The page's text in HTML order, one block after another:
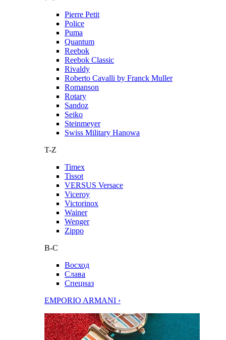
Pierre Petit
Police
Puma
Quantum
Reebok
Reebok Classic
Rivaldy
Roberto Cavalli by Franck Muller
Romanson
Rotary
Sandoz
Seiko
Steinmeyer
Swiss Military Hanowa
T-Z
Timex
Tissot
VERSUS Versace
Viceroy
Victorinox
Wainer
Wenger
Zippo
В-С
Восход
Слава
Спецназ
EMPORIO ARMANI ›